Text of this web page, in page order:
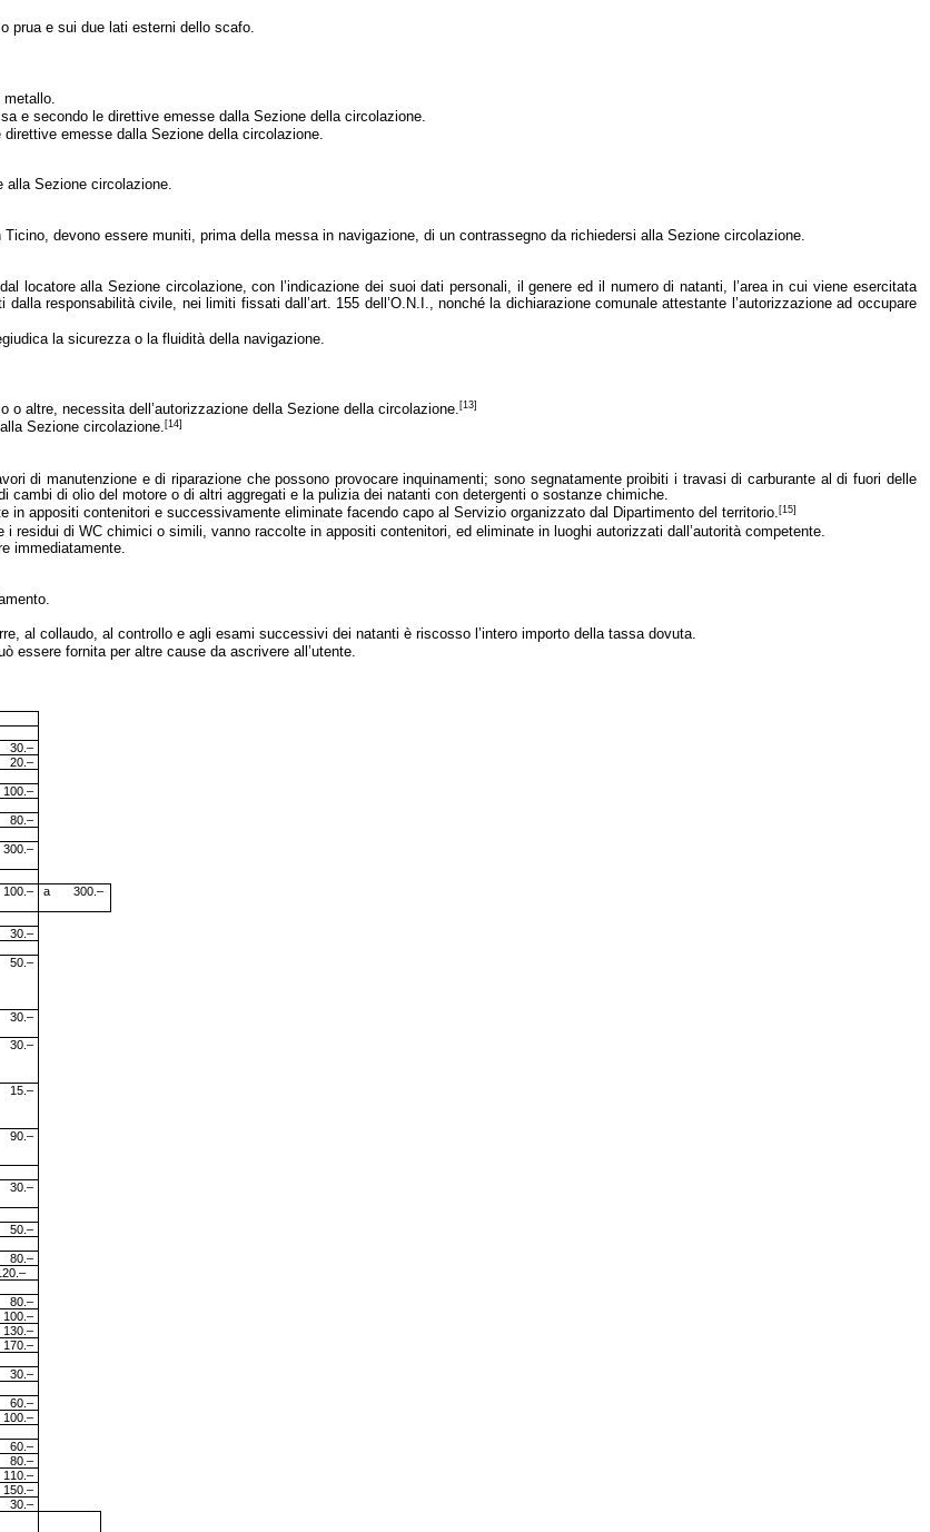
prua e sui due lati esterni dello scafo.
e secondo le direttive emesse dalla Sezione della circolazione.
emesse dalla Sezione della circolazione.
alla Sezione circolazione.
devono essere muniti, prima della messa in navigazione, di un contrassegno da richiedersi alla Sezione circolazione.
locatore alla Sezione circolazione, con l’indicazione dei suoi dati personali, il genere ed il numero di natanti, l’area in cui viene esercitata
responsabilità civile, nei limiti fissati dall’art. 155 dell’O.N.I., nonché la dichiarazione comunale attestante l’autorizzazione ad occupare
la sicurezza o la fluidità della navigazione.
altre, necessita dell’autorizzazione della Sezione della circolazione. [13]
Sezione circolazione.[14]
di manutenzione e di riparazione che possono provocare inquinamenti; sono segnatamente proibiti i travasi di carburante al di fuori delle
cambi di olio del motore o di altri aggregati e la pulizia dei natanti con detergenti o sostanze chimiche.
appositi contenitori e successivamente eliminate facendo capo al Servizio organizzato dal Dipartimento del territorio.[15]
residui di WC chimici o simili, vanno raccolte in appositi contenitori, ed eliminate in luoghi autorizzati dall’autorità competente.
immediatamente.
al collaudo, al controllo e agli esami successivi dei natanti è riscosso l’intero importo della tassa dovuta.
essere fornita per altre cause da ascrivere all’utente.
30.–
20.–
100.–
80.–
300.–
100.– a 300.–
30.–
50.–
30.–
30.–
15.–
90.–
30.–
50.–
80.–
80.–
100.–
130.–
170. –
30.–
60.–
100.–
60.–
80.–
110.–
150. –
30.–